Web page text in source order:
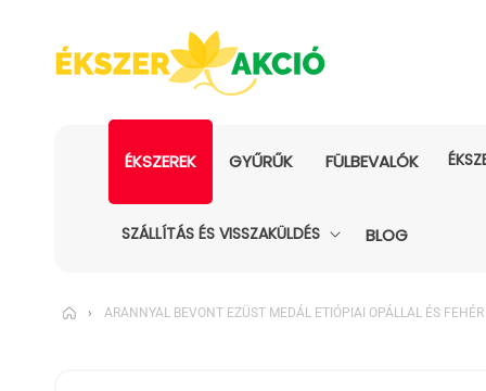
ÉKSZEREK GYŰRŰK FÜLBEVALÓK
SZÁLLÍTÁS ÉS VISSZAKÜLDÉS BLOG
› ARANNYAL BEVONT EZÜST MEDÁL ETIÓPIAI OPÁLLAL ÉS